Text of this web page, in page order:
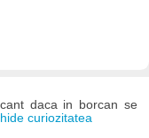
daca in borcan se
curiozitatea